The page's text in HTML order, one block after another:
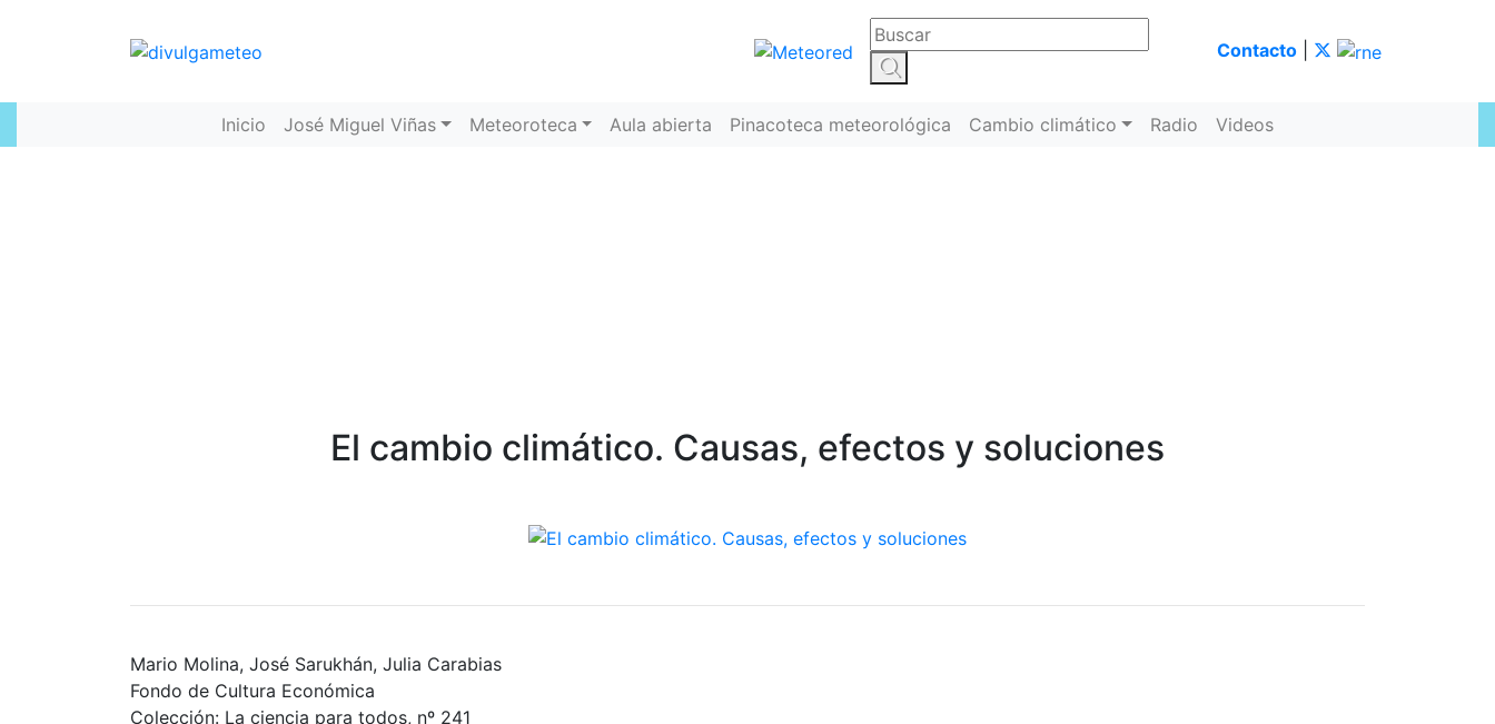
Contacto
Inicio José Miguel Viñas Meteoroteca Aula abierta Pinacoteca meteorológica Cambio climático Radio Videos
El cambio climático. Causas, efectos y soluciones
Mario Molina, José Sarukhán, Julia Carabias
Fondo de Cultura Económica
Colección: La ciencia para todos, nº 241